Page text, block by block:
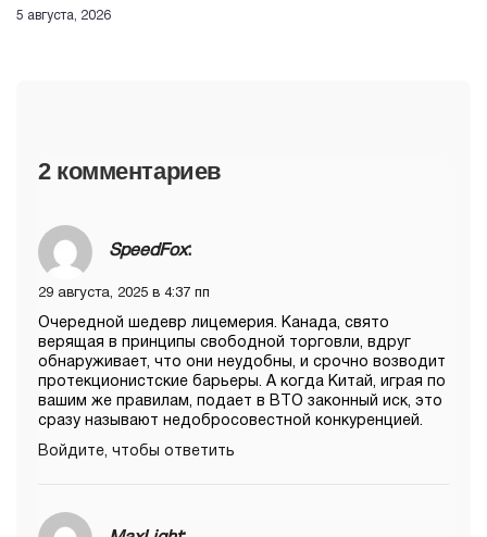
5 августа, 2026
2 комментариев
SpeedFox:
29 августа, 2025 в 4:37 пп
Очередной шедевр лицемерия. Канада, свято
верящая в принципы свободной торговли, вдруг
обнаруживает, что они неудобны, и срочно возводит
протекционистские барьеры. А когда Китай, играя по
вашим же правилам, подает в ВТО законный иск, это
сразу называют недобросовестной конкуренцией.
Войдите, чтобы ответить